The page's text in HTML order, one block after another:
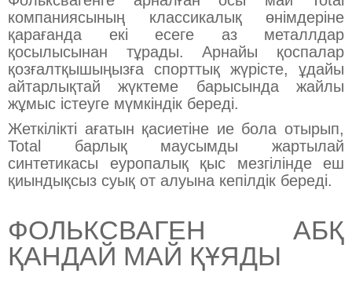
компаниясының классикалық өнімдеріне
қарағанда екі есеге аз металлдар
қосылысынан тұрады. Арнайы қоспалар
қозғалтқышыңызға спорттық жүрісте, ұдайы
айтарлықтай жүктеме барысында жайлы
жұмыс істеуге мүмкіндік береді.
Жеткілікті ағатын қасиетіне ие бола отырып,
Total барлық маусымды жартылай
синтетикасы еуропалық қыс мезгілінде еш
қиындықсыз суық от алуына кепілдік береді.
ФОЛЬКСВАГЕН АБҚ
ҚАНДАЙ МАЙ ҚҰЯДЫ